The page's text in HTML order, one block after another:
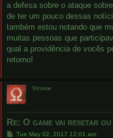
a defesa sobre o ataque
de ter um pouco dessas
também estou notando que
muitas pessoas que
qual a providência de vocês
retorno!
Vevrok
Re: O game vai resetar
PTue May 02, 2017 12:01 am